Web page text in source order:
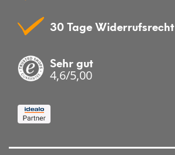
30 Tage Widerrufsrecht
Sehr gut
4,6/5,00